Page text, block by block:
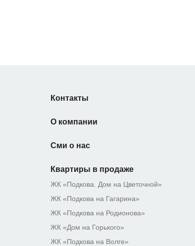
Контакты
О компании
Сми о нас
Квартиры в продаже
ЖК «Подкова. Дом на Цветочной»
ЖК «Подкова на Гагарина»
ЖК «Подкова на Родионова»
ЖК «Дом на Горького»
ЖК «Подкова на Волге»